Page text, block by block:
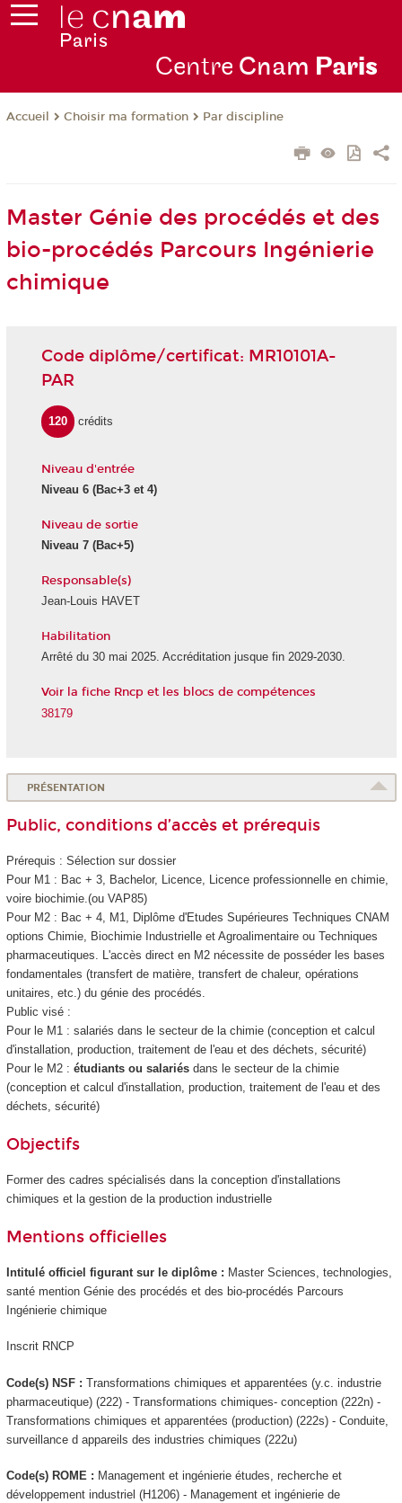
Centre Cnam Paris
Accueil Choisir ma formation Par discipline
Master Génie des procédés et des
bio-procédés Parcours Ingénierie
chimique
Code diplôme/certificat: MR10101A-
PAR
120 crédits
Niveau d'entrée
Niveau 6(Bac+3 et 4)
Niveau de sortie
Niveau 7(Bac+5)
Responsable(s)
Jean-Louis HAVET
Habilitation
Arrêté du 30 mai 2025. Accréditation jusque fin 2029-2030.
Voir la fiche Rncp et les blocs de compétences
38179
PRÉSENTATION
Public, conditions d’accès et prérequis
Prérequis : Sélection sur dossier
Pour M1 : Bac + 3, Bachelor, Licence, Licence professionnelle en chimie,
voire biochimie.(ou VAP85)
Pour M2 : Bac + 4, M1, Diplôme d'Etudes Supérieures Techniques CNAM
options Chimie, Biochimie Industrielle et Agroalimentaire ou Techniques
pharmaceutiques. L'accès direct en M2 nécessite de posséder les bases
fondamentales (transfert de matière, transfert de chaleur, opérations
unitaires, etc.) du génie des procédés.
Public visé :
Pour le M1 : salariés dans le secteur de la chimie (conception et calcul
d'installation, production, traitement de l'eau et des déchets, sécurité)
Pour le M2 : étudiants ou salariés dans le secteur de la chimie
(conception et calcul d'installation, production, traitement de l'eau et des
déchets, sécurité)
Objectifs
Former des cadres spécialisés dans la conception d'installations
chimiques et la gestion de la production industrielle
Mentions officielles
Intitulé officiel figurant sur le diplôme : Master Sciences, technologies,
santé mention Génie des procédés et des bio-procédés Parcours
Ingénierie chimique
Inscrit RNCP
Code(s) NSF : Transformations chimiques et apparentées (y.c. industrie
pharmaceutique) (222) - Transformations chimiques- conception (222n) -
Transformations chimiques et apparentées (production) (222s) - Conduite,
surveillance d appareils des industries chimiques (222u)
Code(s) ROME : Management et ingénierie études, recherche et
développement industriel (H1206) - Management et ingénierie de